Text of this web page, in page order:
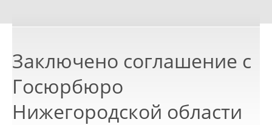
Заключено соглашение с
Госюрбюро
Нижегородской области